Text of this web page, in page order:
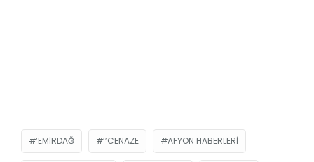
‘EMIRDAĞ ’’CENAZE AFYON HABERLERI